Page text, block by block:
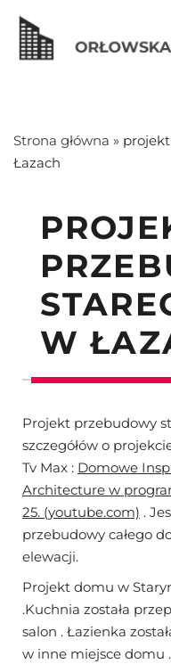
Strona główna »
Łazach
W
Projekt przebudowy
szczegółów o
Tv Max : Domowe
Architecture w
25. (youtube.com) .
przebudowy całego
elewacji.
Projekt domu w
.Kuchnia została
salon . Łazienka
w inne miejsce domu